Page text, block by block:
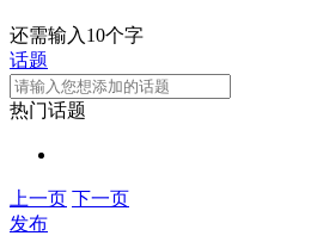
还需输入10个字
话题
热门话题
上一页 下一页
发布